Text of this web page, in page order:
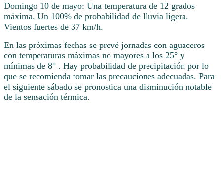
Domingo 10 de mayo: Una temperatura de 12 grados
máxima. Un 100% de probabilidad de lluvia ligera.
Vientos fuertes de 37 km/h.
En las próximas fechas se prevé jornadas con aguaceros
con temperaturas máximas no mayores a los 25° y
mínimas de 8° . Hay probabilidad de precipitación por lo
que se recomienda tomar las precauciones adecuadas. Para
el siguiente sábado se pronostica una disminución notable
de la sensación térmica.